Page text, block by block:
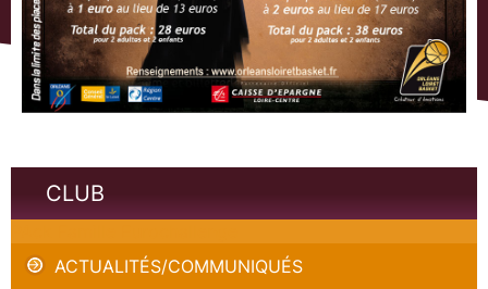
CLUB
ACTUALITÉS/COMMUNIQUÉS